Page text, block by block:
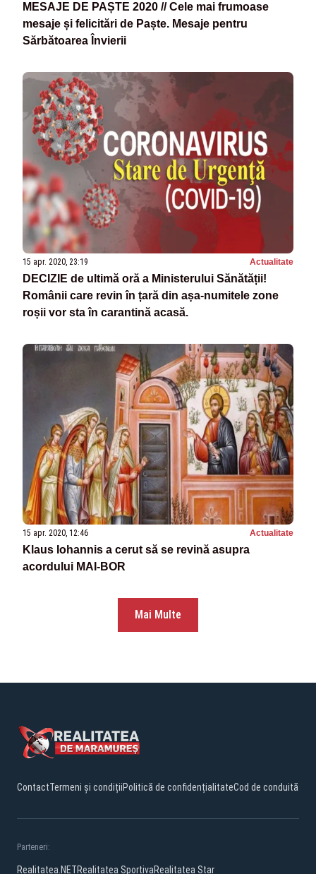
MESAJE DE PAȘTE 2020 // Cele mai frumoase
mesaje și felicitări de Paște. Mesaje pentru
Sărbătoarea Învierii
15 apr. 2020, 23:19 Actualitate
DECIZIE de ultimă oră a Ministerului Sănătății!
Românii care revin în țară din așa-numitele zone
roșii vor sta în carantină acasă.
15 apr. 2020, 12:46 Actualitate
Klaus Iohannis a cerut să se revină asupra
acordului MAI-BOR
Mai Multe
ContactTermeni și condițiiPolitică de confidențialitateCod de conduită
Parteneri:
Realitatea.NETRealitatea SportivaRealitatea Star